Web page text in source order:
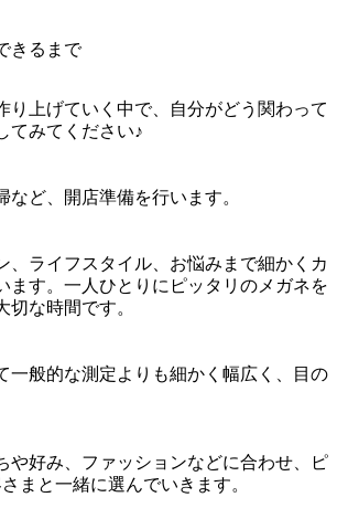
きるまで
り上げていく中で、自分がどう関わって
てみてください♪
など、開店準備を行います。
、ライフスタイル、お悩みまで細かくカ
ます。一人ひとりにピッタリのメガネを
切な時間です。
一般的な測定よりも細かく幅広く、目の
や好み、ファッションなどに合わせ、ピ
まと一緒に選んでいきます。